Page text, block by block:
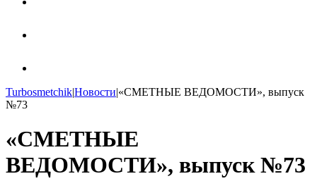
Turbosmetchik|Новости|«СМЕТНЫЕ ВЕДОМОСТИ», выпуск
№73
«СМЕТНЫЕ
ВЕДОМОСТИ», выпуск №73